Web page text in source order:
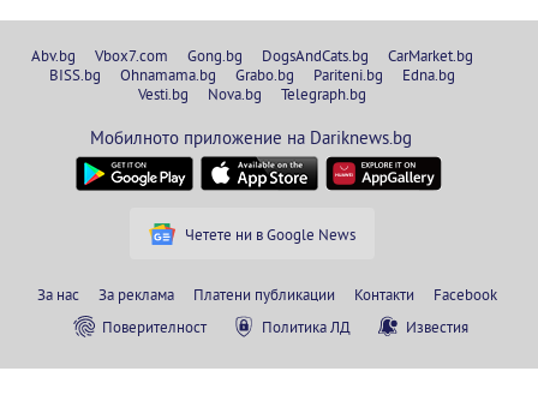
Abv.bg Vbox7.com Gong.bg DogsAndCats.bg
CarMarket.bg
BISS.bg
Ohnamama.bg Grabo.bg Pariteni.bg
Edna.bg
Vesti.bg
Nova.bg Telegraph.bg
Мобилното приложение на Dariknews.bg
Четете ни в Google News
За нас За реклама Платени публикации Контакти
Facebook
Поверителност
Политика ЛД Известия